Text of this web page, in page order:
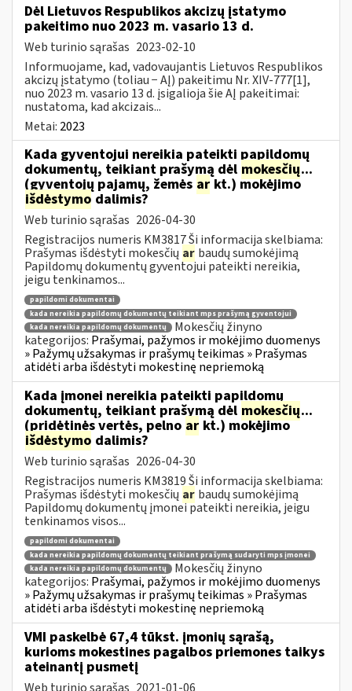
Dėl Lietuvos Respublikos akcizų įstatymo
pakeitimo nuo 2023 m. vasario 13 d.
Web turinio sąrašas 2023-02-10
Informuojame, kad, vadovaujantis Lietuvos Respublikos
akcizų įstatymo (toliau − AĮ) pakeitimu Nr. XIV-777[1],
nuo 2023 m. vasario 13 d. įsigalioja šie AĮ pakeitimai:
nustatoma, kad akcizais...
Metai: 2023
Kada gyventojui nereikia pateikti papildomų
dokumentų, teikiant prašymą dėl mokesčių...
(gyventojų pajamų, žemės ar kt.) mokėjimo
išdėstymo dalimis?
Web turinio sąrašas 2026-04-30
Registracijos numeris KM3817 Ši informacija skelbiama:
Prašymas išdėstyti mokesčių ar baudų sumokėjimą
Papildomų dokumentų gyventojui pateikti nereikia,
jeigu tenkinamos...
papildomi dokumentai
kada nereikia papildomų dokumentų teikiant mps prašymą gyventojui
kada nereikia papildomų dokumentų
Mokesčių žinyno
kategorijos: Prašymai, pažymos ir mokėjimo duomenys
» Pažymų užsakymas ir prašymų teikimas » Prašymas
atidėti arba išdėstyti mokestinę nepriemoką
Kada įmonei nereikia pateikti papildomų
dokumentų, teikiant prašymą dėl mokesčių...
(pridėtinės vertės, pelno ar kt.) mokėjimo
išdėstymo dalimis?
Web turinio sąrašas 2026-04-30
Registracijos numeris KM3819 Ši informacija skelbiama:
Prašymas išdėstyti mokesčių ar baudų sumokėjimą
Papildomų dokumentų įmonei pateikti nereikia, jeigu
tenkinamos visos...
papildomi dokumentai
kada nereikia papildomų dokumentų teikiant prašymą sudaryti mps įmonei
kada nereikia papildomų dokumentų
Mokesčių žinyno
kategorijos: Prašymai, pažymos ir mokėjimo duomenys
» Pažymų užsakymas ir prašymų teikimas » Prašymas
atidėti arba išdėstyti mokestinę nepriemoką
VMI paskelbė 67,4 tūkst. įmonių sąrašą,
kurioms mokestines pagalbos priemones taikys
ateinantį pusmetį
Web turinio sąrašas 2021-01-06